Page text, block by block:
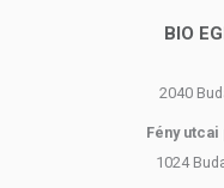
BIO
2040
Fény
1024